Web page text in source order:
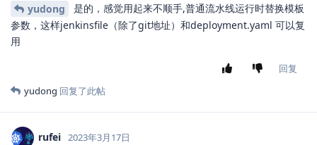
yudong
是的，感觉用起来不顺手,普通流水线运行时替换模板
参数，这样jenkinsfile（除了git地址）和deployment.yaml 可以复
用
回复
yudong 回复了此帖
rufei 2023年3月17日